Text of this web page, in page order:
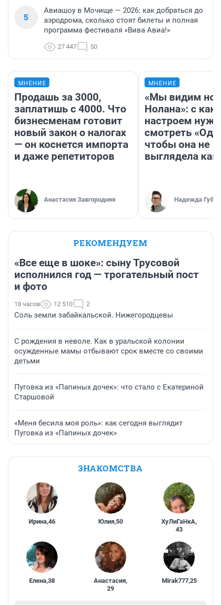
5
Авиашоу в Мочище — 2026: как добраться до
аэродрома, сколько стоят билеты и полная
программа фестиваля «Вива Авиа!»
27 447 50
МНЕНИЕ
Продашь за 3000,
заплатишь с 4000. Что
бизнесменам готовит
новый закон о налогах
— он коснется импорта
и даже репетиторов
Анастасия Завгородняя
МНЕНИЕ
«Мы видим
Нолана»: с
настроем
смотреть
чтобы она не
выглядела как
Надежда
РЕКОМЕНДУЕМ
«Все еще в шоке»: сыну Трусовой
исполнился год — трогательный пост
и фото
18 часов 12 510 2
Соль земли забайкальской. Нижегородцевы
С рождения в неволе. Как в уральской колонии
осужденные мамы отбывают срок вместе со своими
детьми
Пуговка из «Папиных дочек»: что стало с Екатериной
Старшовой
«Меня бесила моя роль»: как сегодня выглядит
Пуговка из «Папиных дочек»
ЗНАКОМСТВА
Ирина,46 Юлия,50 ХуЛиГаНкА,
43
Елена,38 Анастасия,
29
Mirak777,25